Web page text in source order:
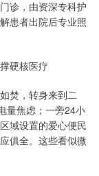
诊，由资深专科护
患者出院后专业照
硬核医疗
焚，转身来到二
量焦虑；一旁24小
域设置的爱心便民
俱全。这些看似微